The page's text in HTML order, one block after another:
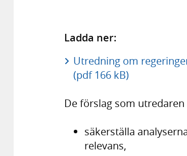
Ladda ner:
Utredning om
(pdf 166 kB)
De förslag som
säkerställa
relevans,